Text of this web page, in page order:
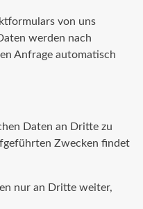
von uns
werden nach
Anfrage automatisch
Daten an Dritte zu
Zwecken findet
nur an Dritte weiter,